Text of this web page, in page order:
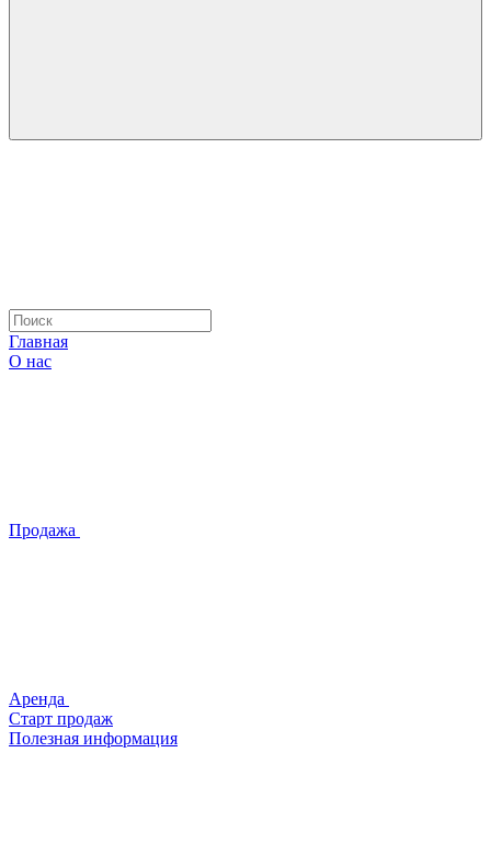
Главная
О нас
Продажа
Аренда
Старт продаж
Полезная информация